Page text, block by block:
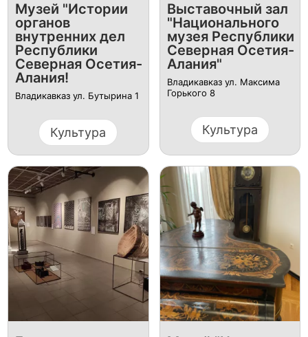
Музей "Истории
органов
внутренних дел
Республики
Северная Осетия-
Алания!
Владикавказ ул. Бутырина 1
Культура
Выставочный зал
"Национального
музея Республики
Северная Осетия-
Алания"
Владикавказ ул. Максима
Горького 8
Культура